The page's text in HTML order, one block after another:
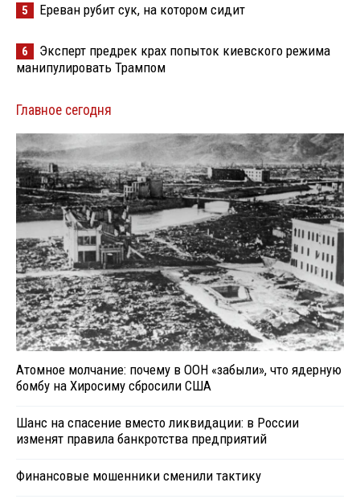
5 Ереван рубит сук, на котором сидит
6
Эксперт предрек крах попыток киевского режима
манипулировать Трампом
Главное сегодня
Атомное молчание: почему в ООН «забыли», что ядерную
бомбу на Хиросиму сбросили США
Шанс на спасение вместо ликвидации: в России
изменят правила банкротства предприятий
Финансовые мошенники сменили тактику